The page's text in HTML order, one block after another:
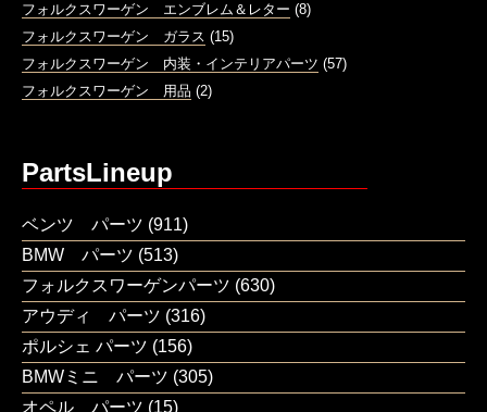
フォルクスワーゲン エンブレム＆レター (8)
フォルクスワーゲン ガラス (15)
フォルクスワーゲン 内装・インテリアパーツ (57)
フォルクスワーゲン 用品 (2)
PartsLineup
ベンツ パーツ (911)
BMW パーツ (513)
フォルクスワーゲンパーツ (630)
アウディ パーツ (316)
ポルシェ パーツ (156)
BMWミニ パーツ (305)
オペル パーツ (15)